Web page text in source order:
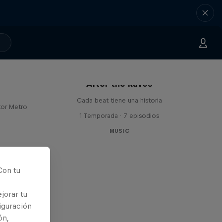
Metro
After the Raves
Cada beat tiene una historia
1 Temporada · 7 episodios
MUSIC
tu
tu